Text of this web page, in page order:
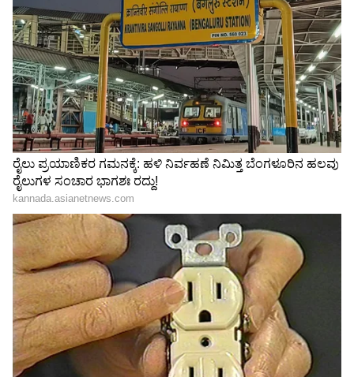
ಮಾಹಿತಿಗಳು, ವೀಡಿಯೋಗಳ ತಪ್ಪು ಬಳಕೆ ಇದರಿಂದ
ಹೆಚ್ಚಾಗಬಹುದು. ಪ್ರಸ್ತುತ, ಹ್ಯಾಕರ್‌ ಗಳು ಕ್ಲಿಯರ್‌ ಫೇಕ್‌
ಮೂಲಕ, ಎಎಂಓಎಸ್‌ ನಿಂದ ಮ್ಯಾಕ್‌ ಬಳಕೆದಾರರನ್ನು
(Users) ತಲುಪಿವೆ.
ಭವಿಷ್ಯದ ಎಐ ತಜ್ಞರನ್ನು
ರೂಪಿಸಲು ಮುಂದಾದ
ಕಾಗ್ನಿಜೆಂಟ್, ಯುವ
ಎಂಜಿನಿಯರ್‌ಗಳಿಗೆ ಬಂಪರ್
ಅವಕಾಶ!
ಉಕ್ಕಿನ ವಲಯದಲ್ಲಿ ಭಾರತದ
ಐತಿಹಾಸಿಕ ಸಾಧನೆ: ವಿಶ್ವದ
ಅತ್ಯಂತ ಬಲಿಷ್ಠ ‘ವೆಲ್ಡೆಡ್ ಪೈಪ್’
ಉತ್ಪಾದಿಸಿದ AM/NS ಇಂಡಿಯಾ!